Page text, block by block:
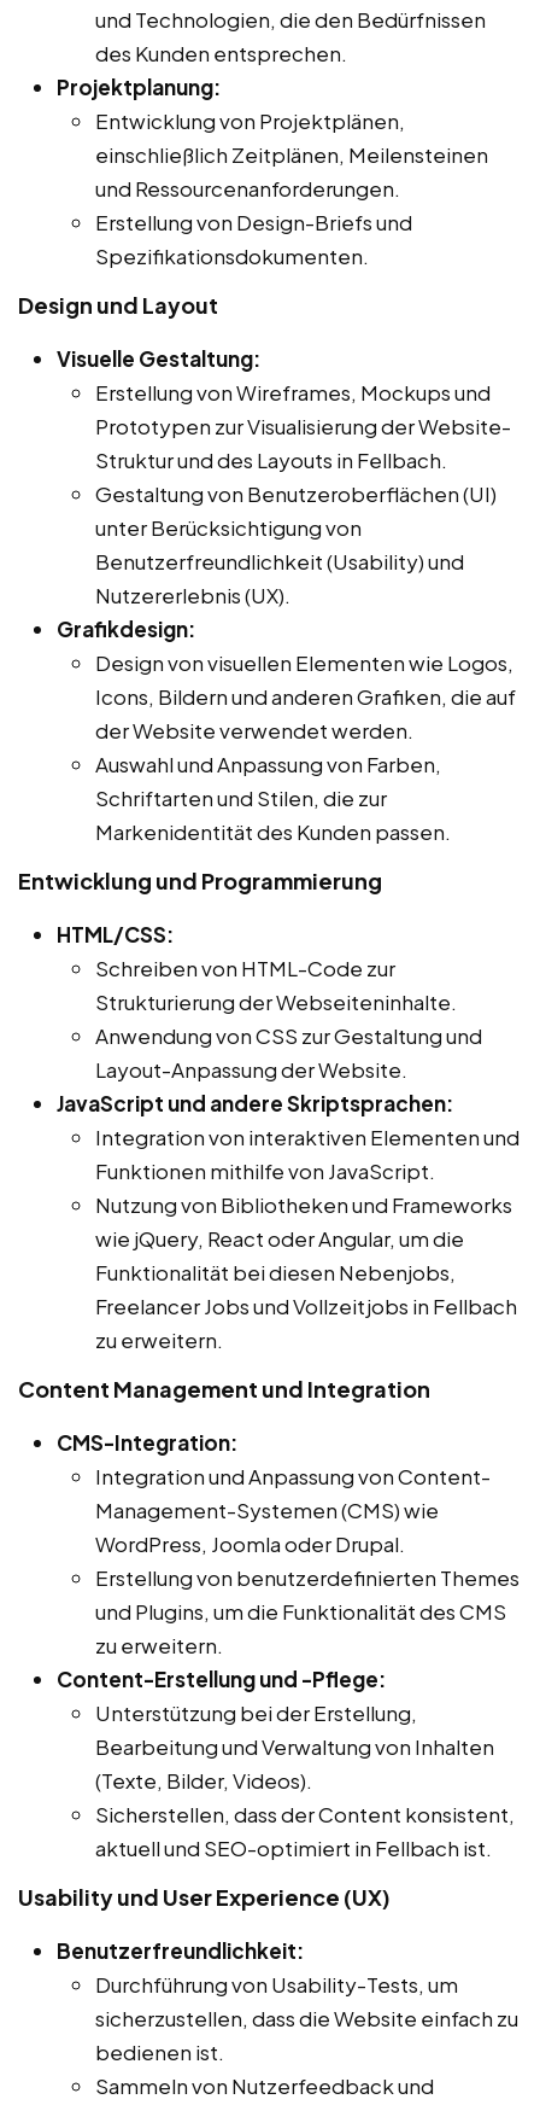
und Technologien, die den Bedürfnissen
des Kunden entsprechen.
Projektplanung:
Entwicklung von Projektplänen,
einschließlich Zeitplänen, Meilensteinen
und Ressourcenanforderungen.
Erstellung von Design-Briefs und
Spezifikationsdokumenten.
Design und Layout
Visuelle Gestaltung:
Erstellung von Wireframes, Mockups und
Prototypen zur Visualisierung der Website-
Struktur und des Layouts in Fellbach.
Gestaltung von Benutzeroberflächen (UI)
unter Berücksichtigung von
Benutzerfreundlichkeit (Usability) und
Nutzererlebnis (UX).
Grafikdesign:
Design von visuellen Elementen wie Logos,
Icons, Bildern und anderen Grafiken, die auf
der Website verwendet werden.
Auswahl und Anpassung von Farben,
Schriftarten und Stilen, die zur
Markenidentität des Kunden passen.
Entwicklung und Programmierung
HTML/CSS:
Schreiben von HTML-Code zur
Strukturierung der Webseiteninhalte.
Anwendung von CSS zur Gestaltung und
Layout-Anpassung der Website.
JavaScript und andere Skriptsprachen:
Integration von interaktiven Elementen und
Funktionen mithilfe von JavaScript.
Nutzung von Bibliotheken und Frameworks
wie jQuery, React oder Angular, um die
Funktionalität bei diesen Nebenjobs,
Freelancer Jobs und Vollzeitjobs in Fellbach
zu erweitern.
Content Management und Integration
CMS-Integration:
Integration und Anpassung von Content-
Management-Systemen (CMS) wie
WordPress, Joomla oder Drupal.
Erstellung von benutzerdefinierten Themes
und Plugins, um die Funktionalität des CMS
zu erweitern.
Content-Erstellung und -Pflege:
Unterstützung bei der Erstellung,
Bearbeitung und Verwaltung von Inhalten
(Texte, Bilder, Videos).
Sicherstellen, dass der Content konsistent,
aktuell und SEO-optimiert in Fellbach ist.
Usability und User Experience (UX)
Benutzerfreundlichkeit:
Durchführung von Usability-Tests, um
sicherzustellen, dass die Website einfach zu
bedienen ist.
Sammeln von Nutzerfeedback und